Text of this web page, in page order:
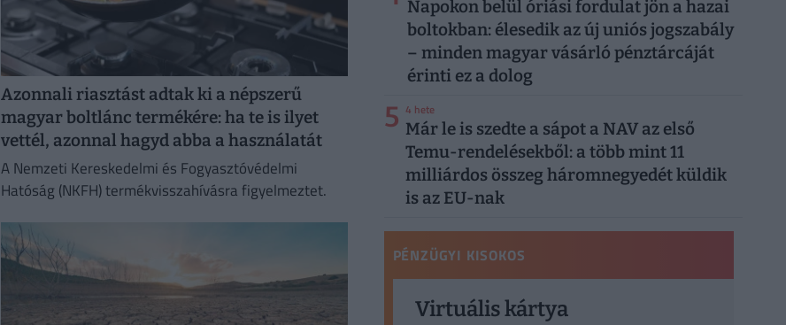
Azonnali riasztást adtak ki a népszerű
magyar boltlánc termékére: ha te is ilyet
vettél, azonnal hagyd abba a használatát
A Nemzeti Kereskedelmi és Fogyasztóvédelmi
Hatóság (NKFH) termékvisszahívásra figyelmeztet.
Napokon belül óriási fordulat jön a hazai
boltokban: élesedik az új uniós jogszabály
– minden magyar vásárló pénztárcáját
érinti ez a dolog
5 4 hete
Már le is szedte a sápot a NAV az első
Temu-rendelésekből: a több mint 11
milliárdos összeg háromnegyedét küldik
is az EU-nak
PÉNZÜGYI KISOKOS
Virtuális kártya